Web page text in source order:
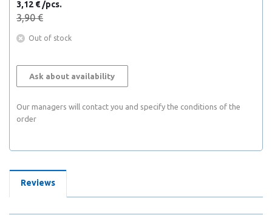
3,12 € /pcs.
3,90 €
Out of stock
Ask about availability
Our managers will contact you and specify the conditions of the
order
Reviews